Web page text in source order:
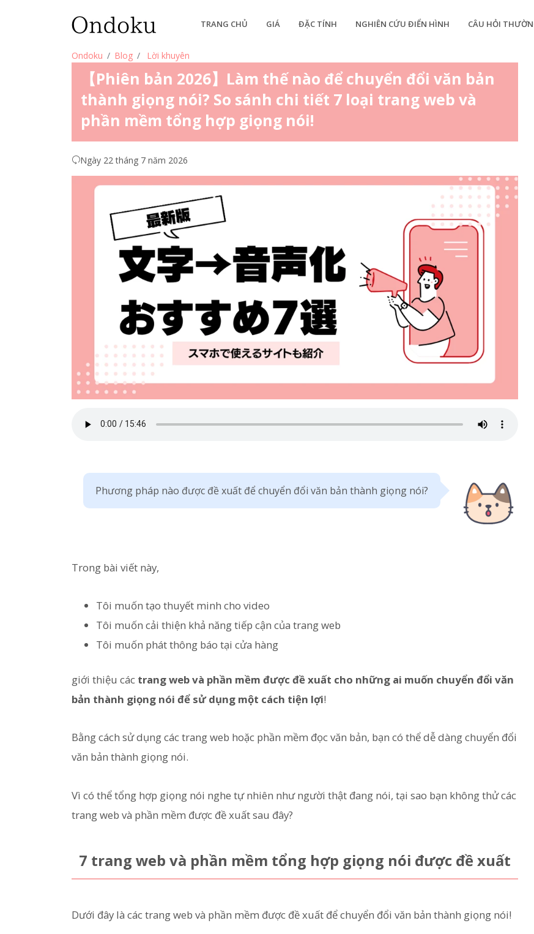
TRANG CHỦ GIÁ ĐẶC TÍNH NGHIÊN CỨU ĐIỂN HÌNH CÂU HỎI
Ondoku Blog Lời khuyên
【Phiên bản 2026】Làm thế nào để chuyển đổi văn bản
thành giọng nói? So sánh chi tiết 7 loại trang web và
phần mềm tổng hợp giọng nói!
Ngày 22 tháng 7 năm 2026
Phương pháp nào được đề xuất để chuyển đổi văn bản thành giọng nói?
Trong bài viết này,
Tôi muốn tạo thuyết minh cho video
Tôi muốn cải thiện khả năng tiếp cận của trang web
Tôi muốn phát thông báo tại cửa hàng
giới thiệu các trang web và phần mềm được đề xuất cho những ai muốn chuyển đổi văn
bản thành giọng nói để sử dụng một cách tiện lợi!
Bằng cách sử dụng các trang web hoặc phần mềm đọc văn bản, bạn có thể dễ dàng chuyển đổi
văn bản thành giọng nói.
Vì có thể tổng hợp giọng nói nghe tự nhiên như người thật đang nói, tại sao bạn không thử các
trang web và phần mềm được đề xuất sau đây?
7 trang web và phần mềm tổng hợp giọng nói được đề xuất
Dưới đây là các trang web và phần mềm được đề xuất để chuyển đổi văn bản thành giọng nói!